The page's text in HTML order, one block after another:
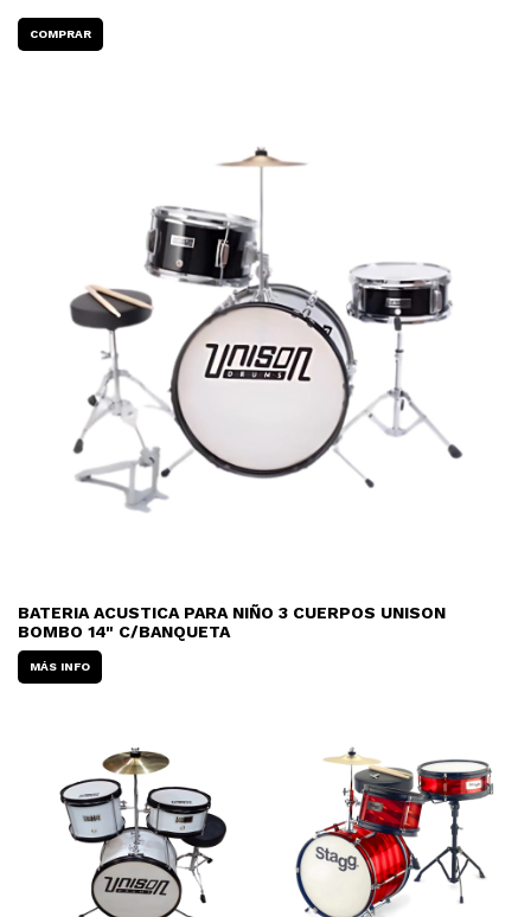
BATERIA ACUSTICA PARA NIÑO 3 CUERPOS UNISON
BOMBO 14" C/BANQUETA
MÁS INFO